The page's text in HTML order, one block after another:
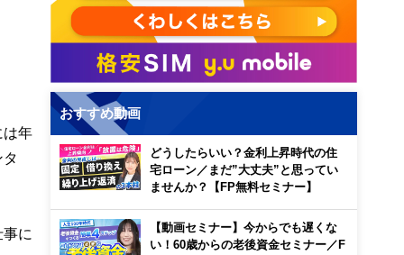
は年
に
おすすめ動画
どうしたらいい？金利上昇時代の住
宅ローン／まだ”大丈夫”と思ってい
ませんか？【FP無料セミナー】
【動画セミナー】今からでも遅くな
い！60歳からの老後資金セミナー／F